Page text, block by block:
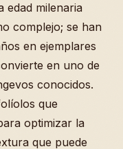
edad milenaria
complejo; se han
en ejemplares
en uno de
conocidos.
que
optimizar la
que puede